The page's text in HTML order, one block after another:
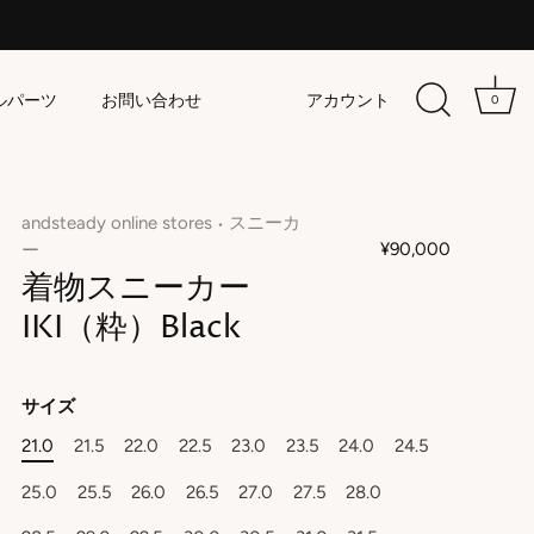
パーツ お問い合わせ アカウント 0
andsteady online stores • スニーカ
ー
¥90,000
着物スニーカー
IKI（粋）Black
サイズ
21.0
21.5 22.0 22.5 23.0 23.5 24.0 24.5
25.0 25.5 26.0 26.5 27.0 27.5 28.0